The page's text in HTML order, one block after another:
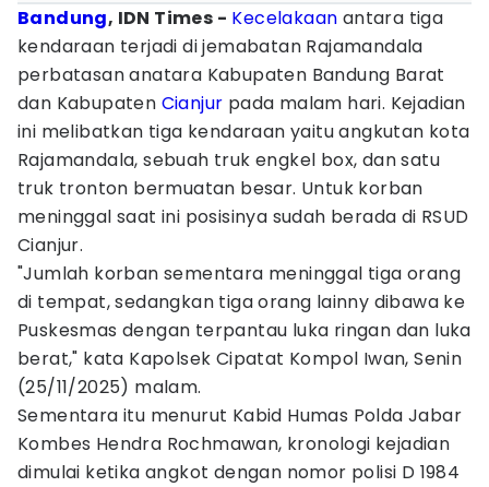
Bandung, IDN Times - Kecelakaan antara tiga
kendaraan terjadi di jemabatan Rajamandala
perbatasan anatara Kabupaten Bandung Barat
dan Kabupaten Cianjur pada malam hari. Kejadian
ini melibatkan tiga kendaraan yaitu angkutan kota
Rajamandala, sebuah truk engkel box, dan satu
truk tronton bermuatan besar. Untuk korban
meninggal saat ini posisinya sudah berada di RSUD
Cianjur.
"Jumlah korban sementara meninggal tiga orang
di tempat, sedangkan tiga orang lainny dibawa ke
Puskesmas dengan terpantau luka ringan dan luka
berat," kata Kapolsek Cipatat Kompol Iwan, Senin
(25/11/2025) malam.
Sementara itu menurut Kabid Humas Polda Jabar
Kombes Hendra Rochmawan, kronologi kejadian
dimulai ketika angkot dengan nomor polisi D 1984